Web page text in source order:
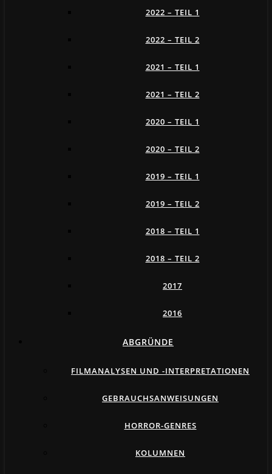
2022 – TEIL 1
2022 – TEIL 2
2021 – TEIL 1
2021 – TEIL 2
2020 – TEIL 1
2020 – TEIL 2
2019 – TEIL 1
2019 – TEIL 2
2018 – TEIL 1
2018 – TEIL 2
2017
2016
ABGRÜNDE
FILMANALYSEN UND -INTERPRETATIONEN
GEBRAUCHSANWEISUNGEN
HORROR-GENRES
KOLUMNEN